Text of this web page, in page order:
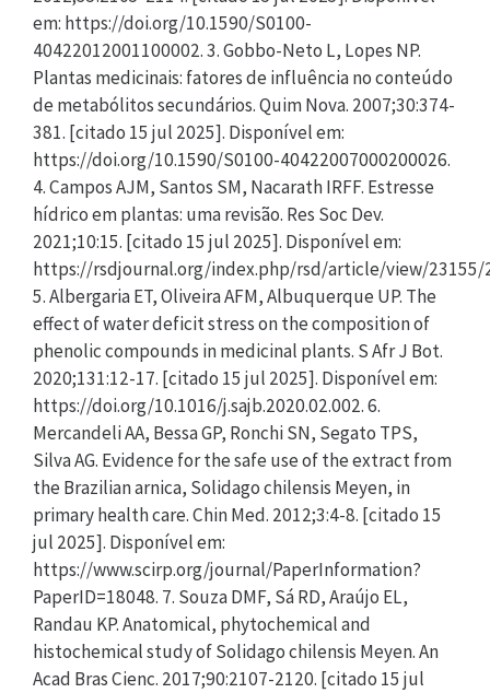
em: https://doi.org/10.1590/S0100-
40422012001100002. 3. Gobbo-Neto L, Lopes NP.
Plantas medicinais: fatores de influência no conteúdo
de metabólitos secundários. Quim Nova. 2007;30:374-
381. [citado 15 jul 2025]. Disponível em:
https://doi.org/10.1590/S0100-40422007000200026.
4. Campos AJM, Santos SM, Nacarath IRFF. Estresse
hídrico em plantas: uma revisão. Res Soc Dev.
2021;10:15. [citado 15 jul 2025]. Disponível em:
https://rsdjournal.org/index.php/rsd/article/view/23155/
5. Albergaria ET, Oliveira AFM, Albuquerque UP. The
effect of water deficit stress on the composition of
phenolic compounds in medicinal plants. S Afr J Bot.
2020;131:12-17. [citado 15 jul 2025]. Disponível em:
https://doi.org/10.1016/j.sajb.2020.02.002. 6.
Mercandeli AA, Bessa GP, Ronchi SN, Segato TPS,
Silva AG. Evidence for the safe use of the extract from
the Brazilian arnica, Solidago chilensis Meyen, in
primary health care. Chin Med. 2012;3:4-8. [citado 15
jul 2025]. Disponível em:
https://www.scirp.org/journal/PaperInformation?
PaperID=18048. 7. Souza DMF, Sá RD, Araújo EL,
Randau KP. Anatomical, phytochemical and
histochemical study of Solidago chilensis Meyen. An
Acad Bras Cienc. 2017;90:2107-2120. [citado 15 jul